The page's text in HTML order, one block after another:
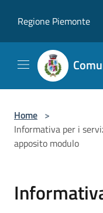
Regione Piemonte
Home >
Informativa per i
apposito modulo